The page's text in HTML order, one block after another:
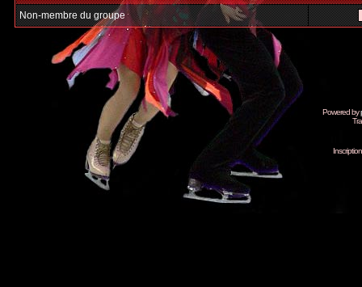
Non-membre du groupe
Powered by